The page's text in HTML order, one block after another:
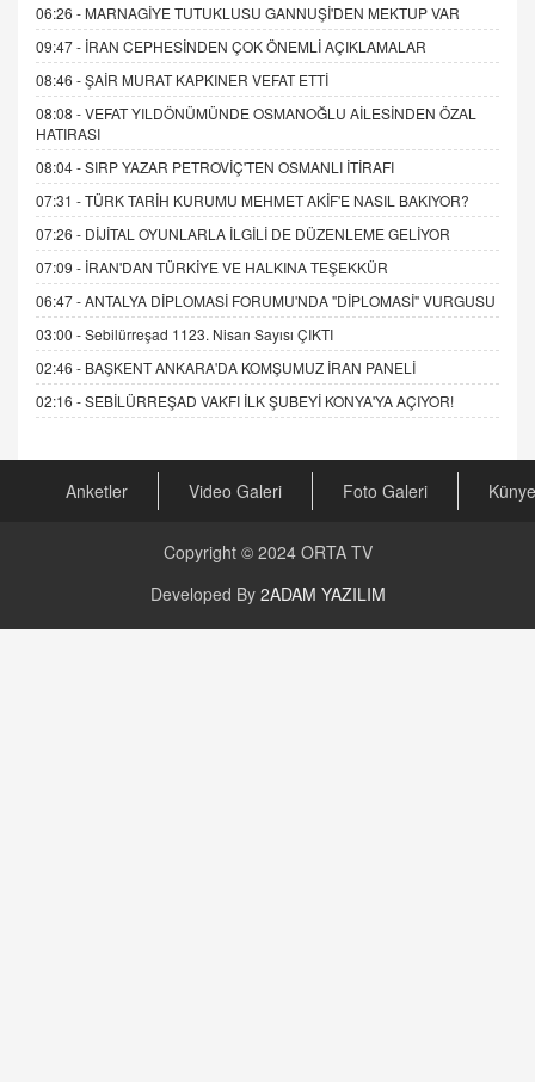
06:26 - MARNAGİYE TUTUKLUSU GANNUŞİ'DEN MEKTUP VAR
09:47 - İRAN CEPHESİNDEN ÇOK ÖNEMLİ AÇIKLAMALAR
08:46 -ŞAİR MURAT KAPKINER VEFAT ETTİ
08:08 -VEFAT YILDÖNÜMÜNDE OSMANOĞLU AİLESİNDEN ÖZAL
HATIRASI
08:04 -SIRP YAZAR PETROVİÇ'TEN OSMANLI İTİRAFI
07:31 -TÜRK TARİH KURUMU MEHMET AKİF'E NASIL BAKIYOR?
07:26 - DİJİTAL OYUNLARLA İLGİLİ DE DÜZENLEME GELİYOR
07:09 - İRAN'DAN TÜRKİYE VE HALKINA TEŞEKKÜR
06:47 -ANTALYA DİPLOMASİ FORUMU'NDA "DİPLOMASİ" VURGUSU
03:00 -Sebilürreşad 1123. Nisan Sayısı ÇIKTI
02:46 - BAŞKENT ANKARA'DA KOMŞUMUZ İRAN PANELİ
02:16 -SEBİLÜRREŞAD VAKFI İLK ŞUBEYİ KONYA'YA AÇIYOR!
Anketler Video Galeri Foto Galeri Künye
Copyright © 2024 ORTA TV
Developed By 2ADAM YAZILIM